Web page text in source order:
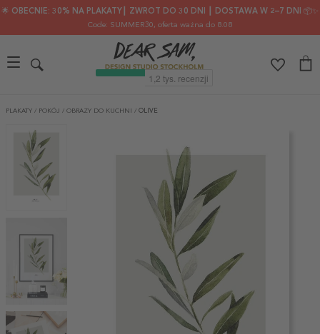
🌟 OBECNIE: 30% NA PLAKATY┃ ZWROT DO 30 DNI ┃ DOSTAWA W 2–7 DNI 📦✨
Code: SUMMER30, oferta ważna do 8.08
PLAKATY / POKÓJ / OBRAZY DO KUCHNI / OLIVE